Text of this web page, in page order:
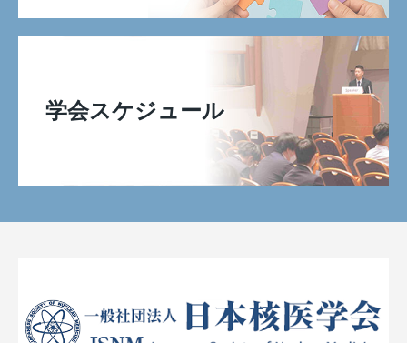
学会スケジュール